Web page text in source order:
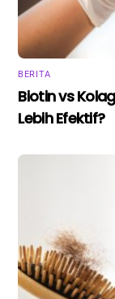
BERITA
Biotin vs
Lebih Efektif?